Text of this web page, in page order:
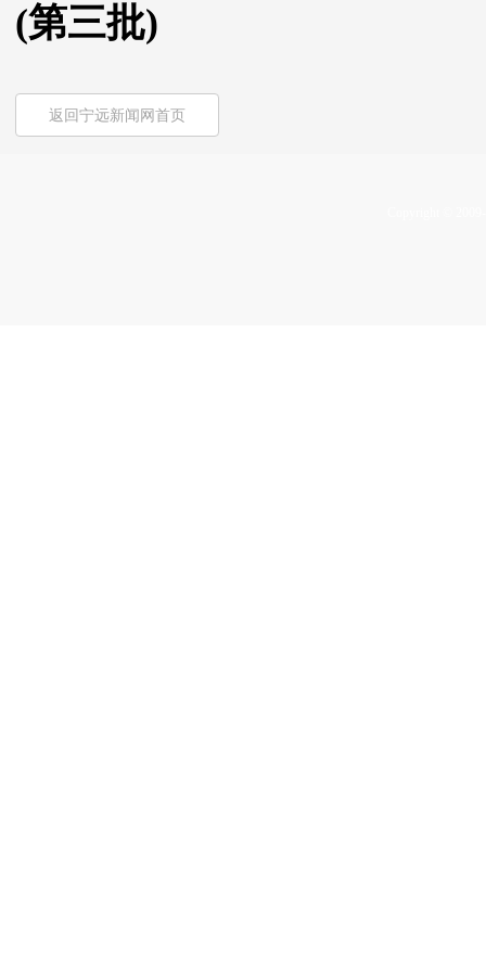
(第三批)
返回宁远新闻网首页